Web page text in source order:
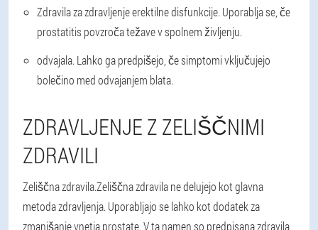
Zdravila za zdravljenje erektilne disfunkcije. Uporablja se, če
prostatitis povzroča težave v spolnem življenju.
odvajala. Lahko ga predpišejo, če simptomi vključujejo
bolečino med odvajanjem blata.
ZDRAVLJENJE Z ZELIŠČNIMI
ZDRAVILI
Zeliščna zdravila.Zeliščna zdravila ne delujejo kot glavna
metoda zdravljenja. Uporabljajo se lahko kot dodatek za
zmanjšanje vnetja prostate. V ta namen so predpisana zdravila